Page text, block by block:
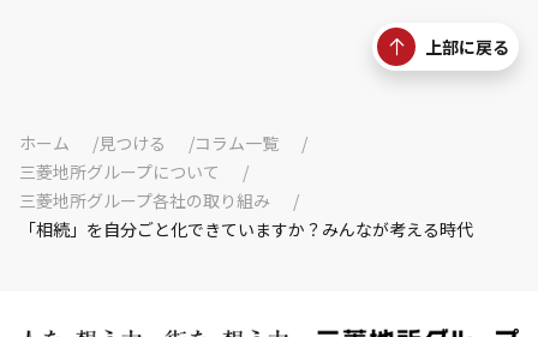
上部に戻る
ホーム 見つける
コラム一覧
三菱地所グループについて
三菱地所グループ各社の取り組み
「相続」を自分ごと化できていますか？みんなが考える時代